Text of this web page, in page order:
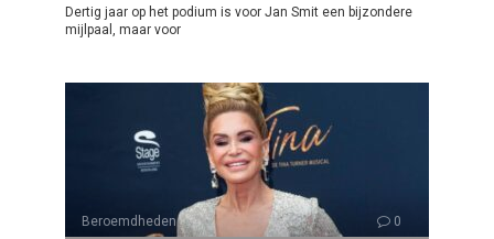
Dertig jaar op het podium is voor Jan Smit een bijzondere
mijlpaal, maar voor
Beroemdheden 0